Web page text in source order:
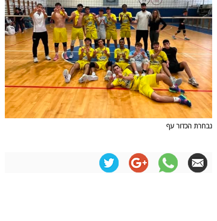
נבחרת הכדור עף